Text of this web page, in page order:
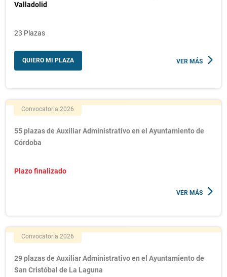
Valladolid
23 Plazas
QUIERO MI PLAZA VER MÁS
Convocatoria 2026
55 plazas de Auxiliar Administrativo en el Ayuntamiento de
Córdoba
Plazo finalizado
VER MÁS
Convocatoria 2026
29 plazas de Auxiliar Administrativo en el Ayuntamiento de
San Cristóbal de La Laguna